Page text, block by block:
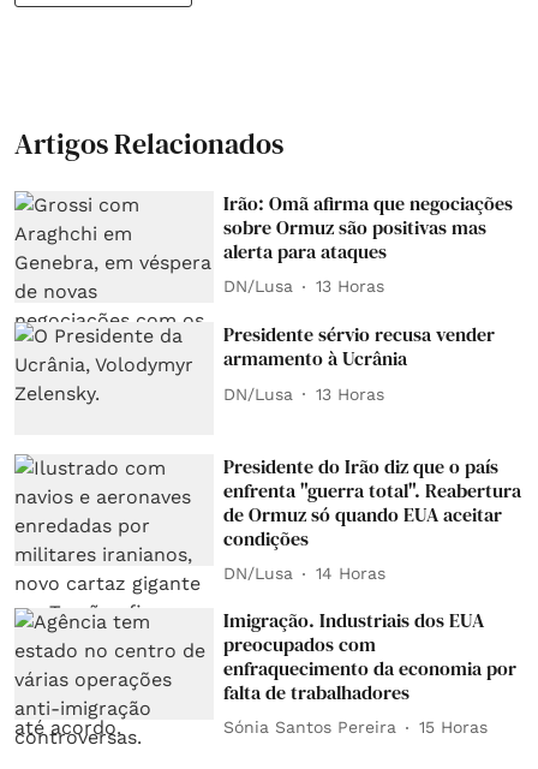
Artigos Relacionados
Irão: Omã afirma que negociações
sobre Ormuz são positivas mas
alerta para ataques
DN/Lusa 13 Horas
Presidente sérvio recusa vender
armamento à Ucrânia
DN/Lusa 13 Horas
Presidente do Irão diz que o país
enfrenta "guerra total". Reabertura
de Ormuz só quando EUA aceitar
condições
DN/Lusa 14 Horas
Imigração. Industriais dos EUA
preocupados com
enfraquecimento da economia por
falta de trabalhadores
Sónia Santos Pereira 15 Horas